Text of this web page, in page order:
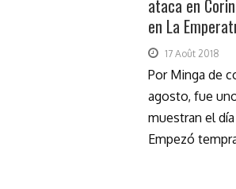
ataca en
en La
17 Août 2018
Por Minga de
agosto, fue
muestran el
Empezó